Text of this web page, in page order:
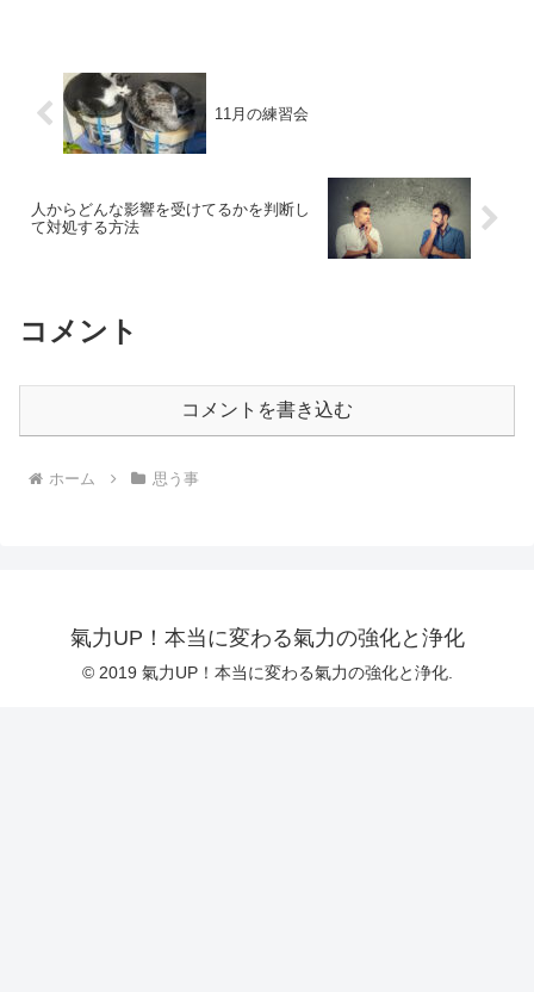
11月の練習会
人からどんな影響を受けてるかを判断し
て対処する方法
コメント
コメントを書き込む
ホーム 思う事
氣力UP！本当に変わる氣力の強化と浄化
© 2019 氣力UP！本当に変わる氣力の強化と浄化.